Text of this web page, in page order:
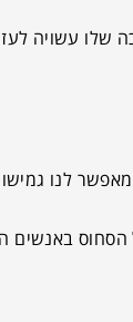
שלו עשויה
לנו
באנשים